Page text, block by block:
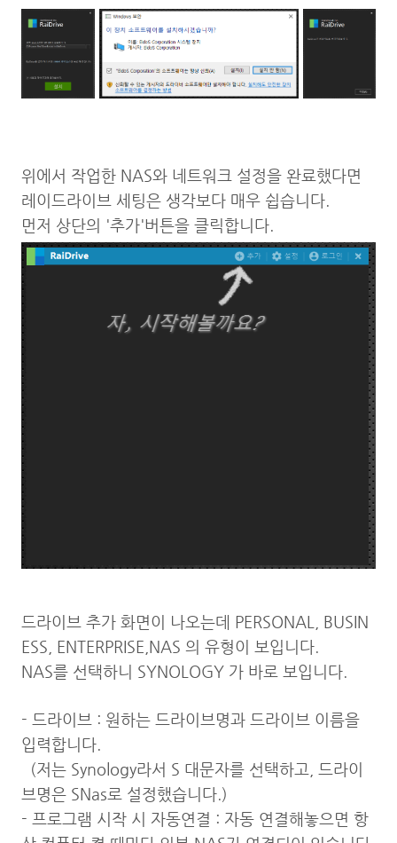
위에서 작업한 NAS와 네트워크 설정을 완료했다면
레이드라이브 세팅은 생각보다 매우 쉽습니다.
먼저 상단의 '추가'버튼을 클릭합니다.
드라이브 추가 화면이 나오는데 PERSONAL, BUSIN
ESS, ENTERPRISE,NAS 의 유형이 보입니다.
NAS를 선택하니 SYNOLOGY 가 바로 보입니다.
- 드라이브 : 원하는 드라이브명과 드라이브 이름을
입력합니다.
(저는 Synology라서 S 대문자를 선택하고, 드라이
브명은 SNas로 설정했습니다.)
- 프로그램 시작 시 자동연결 : 자동 연결해놓으면 항